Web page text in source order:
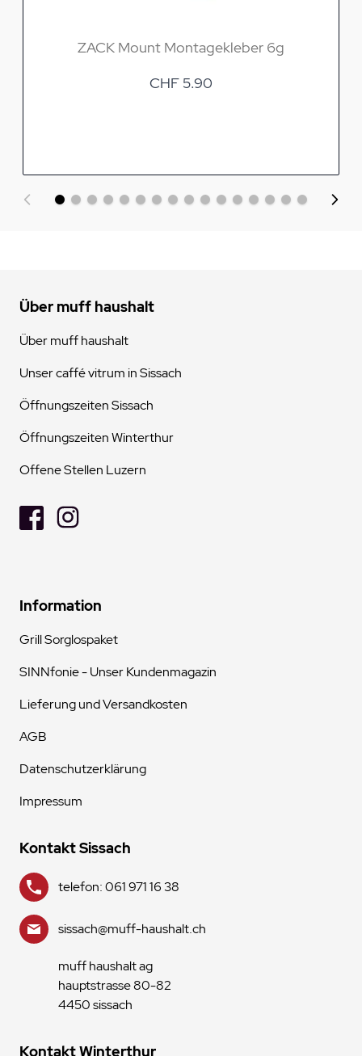
ZACK Mount Montagekleber 6g
CHF 5.90
Über muff haushalt
Über muff haushalt
Unser caffé vitrum in Sissach
Öffnungszeiten Sissach
Öffnungszeiten Winterthur
Offene Stellen Luzern
Information
Grill Sorglospaket
SINNfonie - Unser Kundenmagazin
Lieferung und Versandkosten
AGB
Datenschutzerklärung
Impressum
Kontakt Sissach
telefon: 061 971 16 38
sissach@muff-haushalt.ch
muff haushalt ag
hauptstrasse 80-82
4450 sissach
Kontakt Winterthur